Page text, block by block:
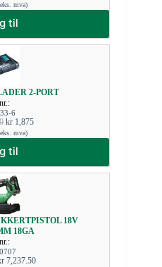
mva)
til
2-PORT
6
kr 1,875
mva)
til
18V
18GA
7,237.50